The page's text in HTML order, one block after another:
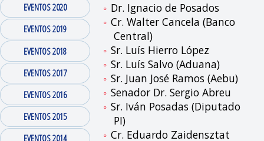
EVENTOS 2020
EVENTOS 2019
EVENTOS 2018
EVENTOS 2017
EVENTOS 2016
EVENTOS 2015
EVENTOS 2014
Dr. Ignacio de Posados
Cr. Walter Cancela (Banco
Central)
Sr. Luís Hierro López
Sr. Luís Salvo (Aduana)
Sr. Juan José Ramos (Aebu)
Senador Dr. Sergio Abreu
Sr. Iván Posadas (Diputado
PI)
Cr. Eduardo Zaidensztat